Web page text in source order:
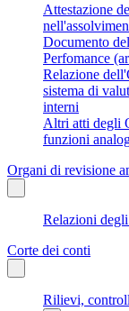
Attestazione
Documento
Perfomance
Relazione
sistema di
interni
Altri atti degli
funzioni
Organi di revisione
Relazioni
Corte dei conti
Rilievi,